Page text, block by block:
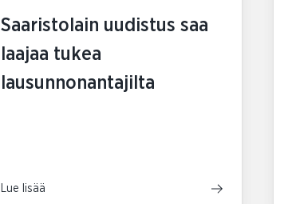
Saaristolain uudistus saa
laajaa tukea
lausunnonantajilta
Lue lisää